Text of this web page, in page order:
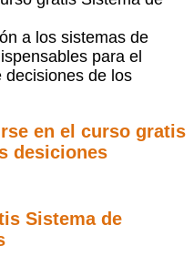
a los sistemas de
para el
decisiones de los
en el curso gratis
desiciones
Sistema de